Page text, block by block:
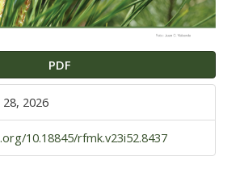
PDF
28, 2026
10.18845/rfmk.v23i52.8437